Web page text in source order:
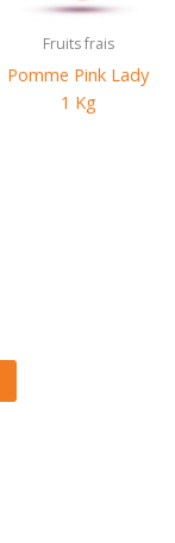
Fruits frais
Pomme Pink Lady
1 Kg